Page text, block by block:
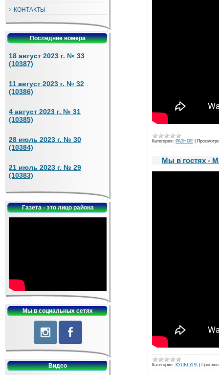
КОНТАКТЫ
Последние номера
18 август 2023 г. № 33
(10387)
11 август 2023 г. № 32
(10386)
4 август 2023 г. № 31
(10385)
28 июль 2023 г. № 30
(10384)
21 июль 2023 г. № 29
(10383)
Газета - это лицо района
Мы в социальных сетях
Видео
Категория: РАЗНОЕ
Мы в гостях -
Категория: КУЛЬТУРА